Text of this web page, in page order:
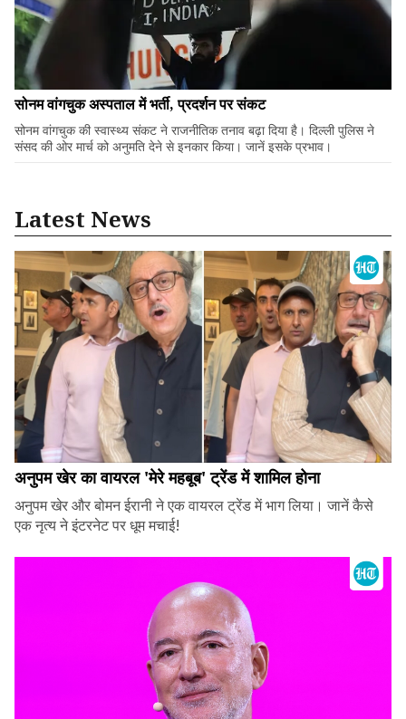
सोनम वांगचुक अस्पताल में भर्ती, प्रदर्शन पर संकट
सोनम वांगचुक की स्वास्थ्य संकट ने राजनीतिक तनाव बढ़ा दिया है। दिल्ली पुलिस ने
संसद की ओर मार्च को अनुमति देने से इनकार किया। जानें इसके प्रभाव।
Latest News
अनुपम खेर का वायरल 'मेरे महबूब' ट्रेंड में शामिल होना
अनुपम खेर और बोमन ईरानी ने एक वायरल ट्रेंड में भाग लिया। जानें कैसे
एक नृत्य ने इंटरनेट पर धूम मचाई!